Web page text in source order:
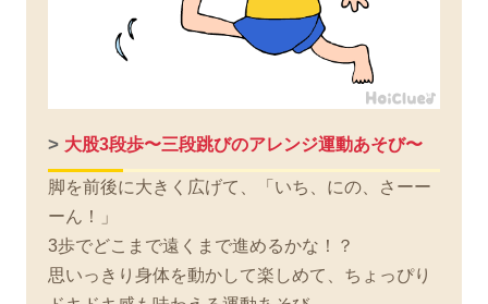
> 大股3段歩〜三段跳びのアレンジ運動あそび〜
脚を前後に大きく広げて、「いち、にの、さーー
ーん！」
3歩でどこまで遠くまで進めるかな！？
思いっきり身体を動かして楽しめて、ちょっぴり